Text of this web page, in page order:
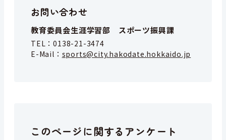
お問い合わせ
教育委員会生涯学習部 スポーツ振興課
TEL：0138-21-3474
E-Mail： sports@city.hakodate.hokkaido.jp
このページに関するアンケート